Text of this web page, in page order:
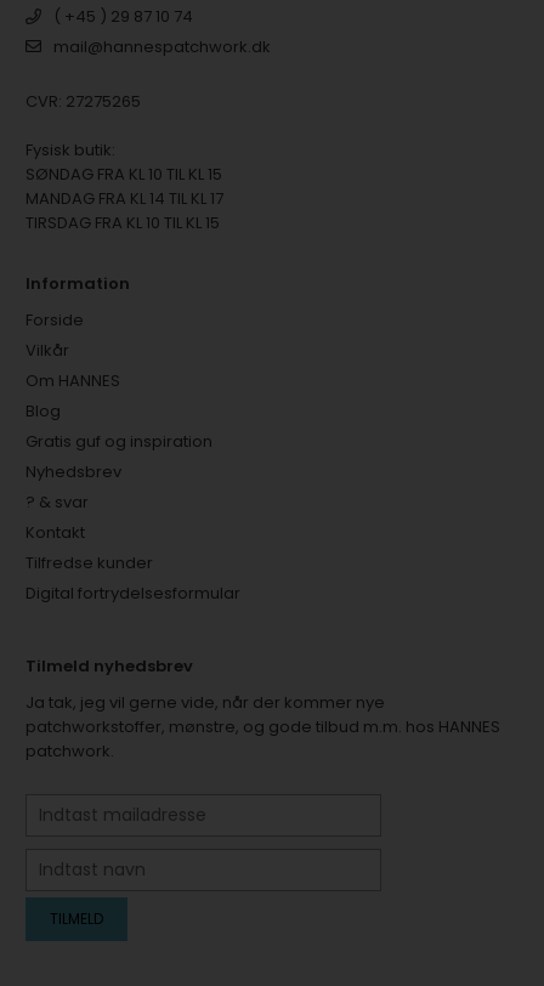
( +45 ) 29 87 10 74
mail@hannespatchwork.dk
CVR: 27275265
Fysisk butik:
SØNDAG FRA KL 10 TIL KL 15
MANDAG FRA KL 14 TIL KL 17
TIRSDAG FRA KL 10 TIL KL 15
Information
Forside
Vilkår
Om HANNES
Blog
Gratis guf og inspiration
Nyhedsbrev
? & svar
Kontakt
Tilfredse kunder
Digital fortrydelsesformular
Tilmeld nyhedsbrev
Ja tak, jeg vil gerne vide, når der kommer nye
patchworkstoffer, mønstre, og gode tilbud m.m. hos HANNES
patchwork.